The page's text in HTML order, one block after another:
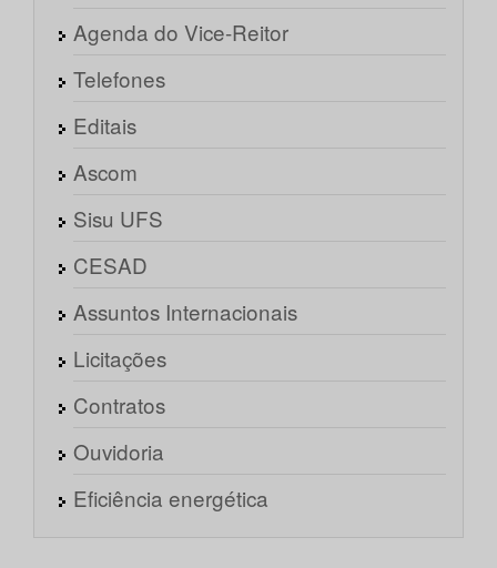
Agenda do Vice-Reitor
Telefones
Editais
Ascom
Sisu UFS
CESAD
Assuntos Internacionais
Licitações
Contratos
Ouvidoria
Eficiência energética